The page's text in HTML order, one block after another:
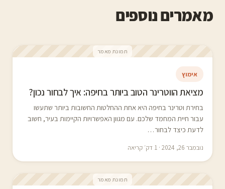
מאמרים נוספים
תמונת מאמר
אימוץ
מציאת הווטרינר הטוב ביותר בחיפה: איך לבחור נכון?
בחירת וטרינר בחיפה היא אחת ההחלטות החשובות ביותר שתעשו
עבור חיית המחמד שלכם. עם מגוון האפשרויות הקיימות בעיר, חשוב
לדעת כיצד לבחור…
נובמבר 26, 2024 · 1 דק׳ קריאה
תמונת מאמר